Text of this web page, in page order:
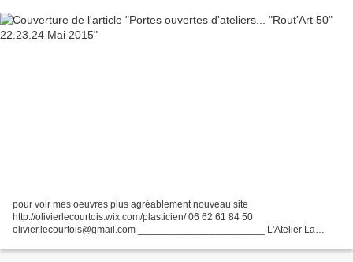
pour voir mes oeuvres plus agréablement nouveau site
http://olivierlecourtois.wix.com/plasticien/ 06 62 61 84 50
olivier.lecourtois@gmail.com _______________________ L'Atelier La
Mai...